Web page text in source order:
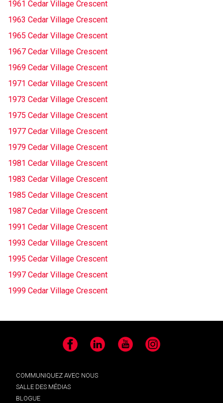
1961 Cedar Village Crescent
1963 Cedar Village Crescent
1965 Cedar Village Crescent
1967 Cedar Village Crescent
1969 Cedar Village Crescent
1971 Cedar Village Crescent
1973 Cedar Village Crescent
1975 Cedar Village Crescent
1977 Cedar Village Crescent
1979 Cedar Village Crescent
1981 Cedar Village Crescent
1983 Cedar Village Crescent
1985 Cedar Village Crescent
1987 Cedar Village Crescent
1991 Cedar Village Crescent
1993 Cedar Village Crescent
1995 Cedar Village Crescent
1997 Cedar Village Crescent
1999 Cedar Village Crescent
Facebook LinkedIn YouTube Instagram
COMMUNIQUEZ AVEC NOUS
SALLE DES MÉDIAS
BLOGUE